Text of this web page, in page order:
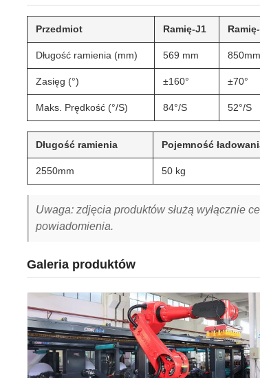
Przedmiot Ramię-J1
Długość ramienia (mm) 569 mm 850mm
Zasięg (°) ±160° ±70°
Maks. Prędkość (°/S) 84°/S 52°/S
Długość ramienia Pojemność
2550mm 50 kg
Uwaga: zdjęcia produktów służą wyłącznie
powiadomienia.
Galeria produktów